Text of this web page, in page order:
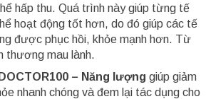
hấp thu. Quá trình này giúp từng tế
hoạt động tốt hơn, do đó giúp các tế
được phục hồi, khỏe mạnh hơn. Từ
thương mau lành.
– Năng lượng giúp giảm
nhanh chóng và đem lại tác dụng cho